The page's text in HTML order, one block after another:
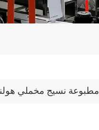
مطبوعة نسيج مخملي